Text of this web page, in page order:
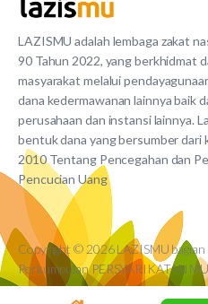
LAZISMU adalah lembaga zakat
90 Tahun 2022, yang berkhidmat
masyarakat melalui
dana kedermawanan lainnya baik
perusahaan dan instansi lainnya.
bentuk dana yang bersumber dari
2010 Tentang Pencegahan dan
Pencucian Uang
Copyright © 2026 LAZISMU
Perkumpulan PERSYARIKATAN